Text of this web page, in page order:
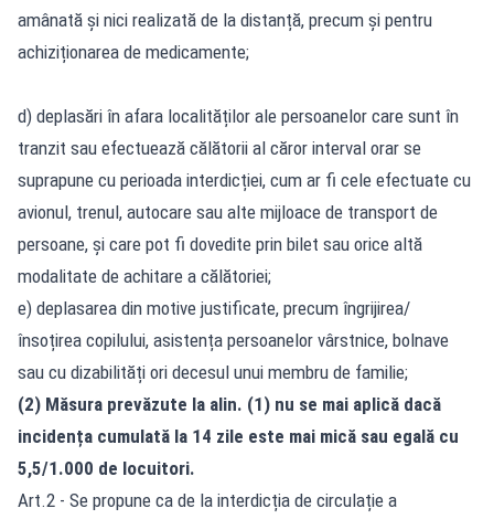
amânată și nici realizată de la distanță, precum și pentru
achiziționarea de medicamente;
d) deplasări în afara localităților ale persoanelor care sunt în
tranzit sau efectuează călătorii al căror interval orar se
suprapune cu perioada interdicției, cum ar fi cele efectuate cu
avionul, trenul, autocare sau alte mijloace de transport de
persoane, și care pot fi dovedite prin bilet sau orice altă
modalitate de achitare a călătoriei;
e) deplasarea din motive justificate, precum îngrijirea/
însoțirea copilului, asistența persoanelor vârstnice, bolnave
sau cu dizabilități ori decesul unui membru de familie;
(2) Măsura prevăzute la alin. (1) nu se mai aplică dacă
incidența cumulată la 14 zile este mai mică sau egală cu
5,5/1.000 de locuitori.
Art.2 - Se propune ca de la interdicția de circulație a